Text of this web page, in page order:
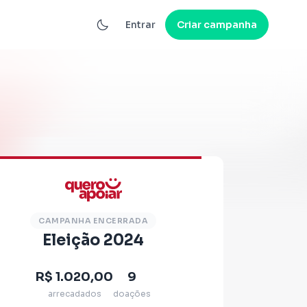
Entrar Criar campanha
CAMPANHA ENCERRADA
Eleição 2024
R$ 1.020,00
arrecadados
9
doações